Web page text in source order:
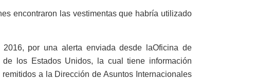
encontraron las vestimentas que habría utilizado
por una alerta enviada desde laOficina de
de los Estados Unidos, la cual tiene información
a la Dirección de Asuntos Internacionales